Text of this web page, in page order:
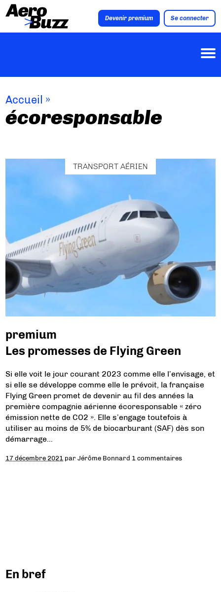
Devenir premium Se connecter
Accueil »
écoresponsable
TRANSPORT AÉRIEN
premium
Les promesses de Flying Green
Si elle voit le jour courant 2023 comme elle l’envisage, et
si elle se développe comme elle le prévoit, la française
Flying Green promet de devenir au fil des années la
première compagnie aérienne écoresponsable « zéro
émission nette de CO2 ». Elle s’engage toutefois à
utiliser au moins de 5% de biocarburant (SAF) dès son
démarrage…
17 décembre 2021 parJérôme Bonnard 1 commentaires
En bref